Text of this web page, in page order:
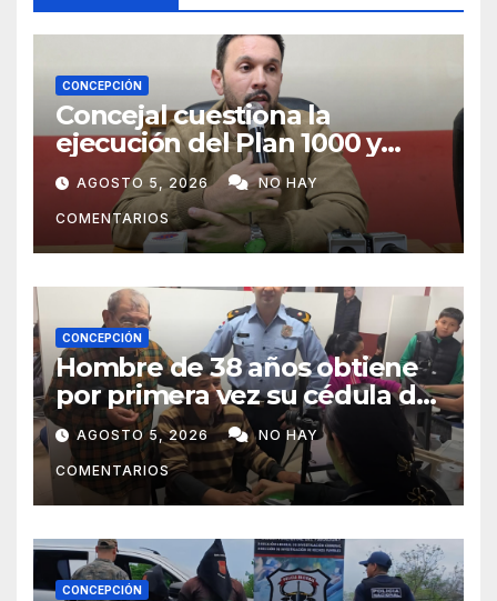
CONCEPCIÓN
Concejal cuestiona la
ejecución del Plan 1000 y
pide mayor participación del
municipio
AGOSTO 5, 2026 NO HAY
COMENTARIOS
CONCEPCIÓN
Hombre de 38 años obtiene
por primera vez su cédula de
identidad en Concepción
AGOSTO 5, 2026 NO HAY
COMENTARIOS
CONCEPCIÓN